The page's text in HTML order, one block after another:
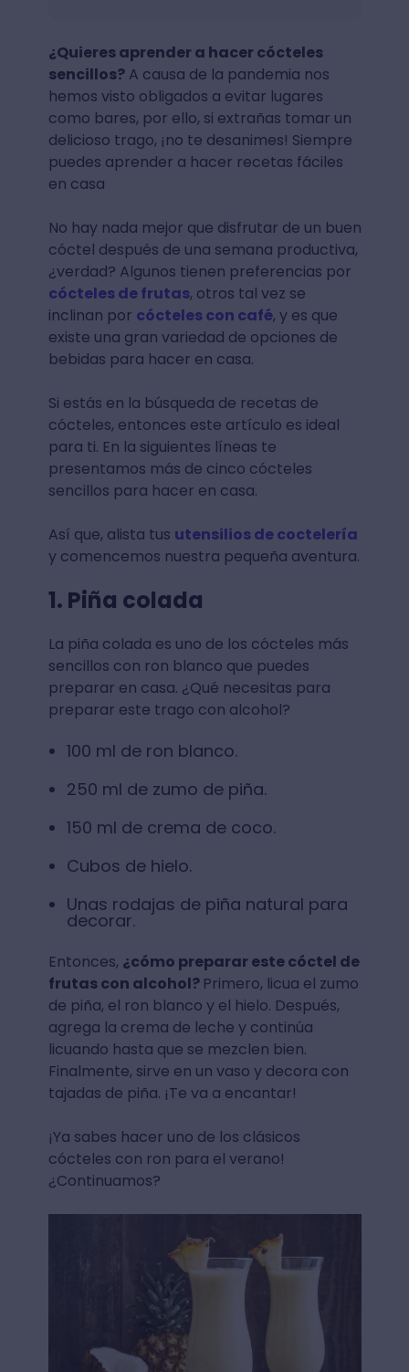
¿Quieres aprender a hacer cócteles
sencillos?A causa de la pandemia nos
hemos visto obligados a evitar lugares
como bares, por ello, si extrañas tomar un
delicioso trago, ¡no te desanimes! Siempre
puedes aprender a hacer recetas fáciles
en casa
No hay nada mejor que disfrutar de un buen
cóctel después de una semana productiva,
¿verdad? Algunos tienen preferencias por
cócteles de frutas, otros tal vez se
inclinan por cócteles con café, y es que
existe una gran variedad de opciones de
bebidas para hacer en casa.
Si estás en la búsqueda de recetas de
cócteles, entonces este artículo es ideal
para ti. En la siguientes líneas te
presentamos más de cinco cócteles
sencillos para hacer en casa⁣.
Así que, alista tus utensilios de coctelería
y comencemos nuestra pequeña aventura.
1. Piña colada
La piña colada es uno de los cócteles más
sencillos con ron blanco que puedes
preparar en casa. ¿Qué necesitas para
preparar este trago con alcohol?
100 ml de ron blanco.
250 ml de zumo de piña.
150 ml de crema de coco.
Cubos de hielo.
Unas rodajas de piña natural para
decorar.
Entonces, ¿cómo preparar este cóctel de
frutas con alcohol? Primero, licua el zumo
de piña, el ron blanco y el hielo.⁣ Después,
agrega la crema de leche y continúa
licuando hasta que se mezclen bien.⁣
Finalmente, sirve en un vaso y decora con
tajadas de piña. ¡Te va a encantar!
¡Ya sabes hacer uno de los clásicos
cócteles con ron para el verano!
¿Continuamos?